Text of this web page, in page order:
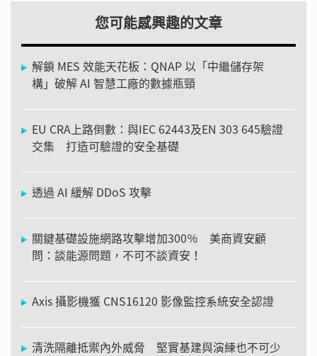
您可能感興趣的文章
解鎖 MES 效能天花板：QNAP 以「中繼儲存架
構」破解 AI 智慧工廠的數據瓶頸
EU CRA上路倒數：與IEC 62443及EN 303 645驗證
交集 打造可驗證的安全基礎
透過 AI 緩解 DDoS 攻擊
關鍵基礎設施網路攻擊增加300％ 美商資安顧
問：談能源問題，不可不談資安！
Axis 攝影機獲 CNS16120 影像監控系統安全認證
清洗隔離抵禦內外威脅 堅實基建與演練也不可少